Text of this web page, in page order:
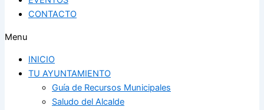
CONTACTO
Menu
INICIO
TU AYUNTAMIENTO
Guía de Recursos Municipales
Saludo del Alcalde